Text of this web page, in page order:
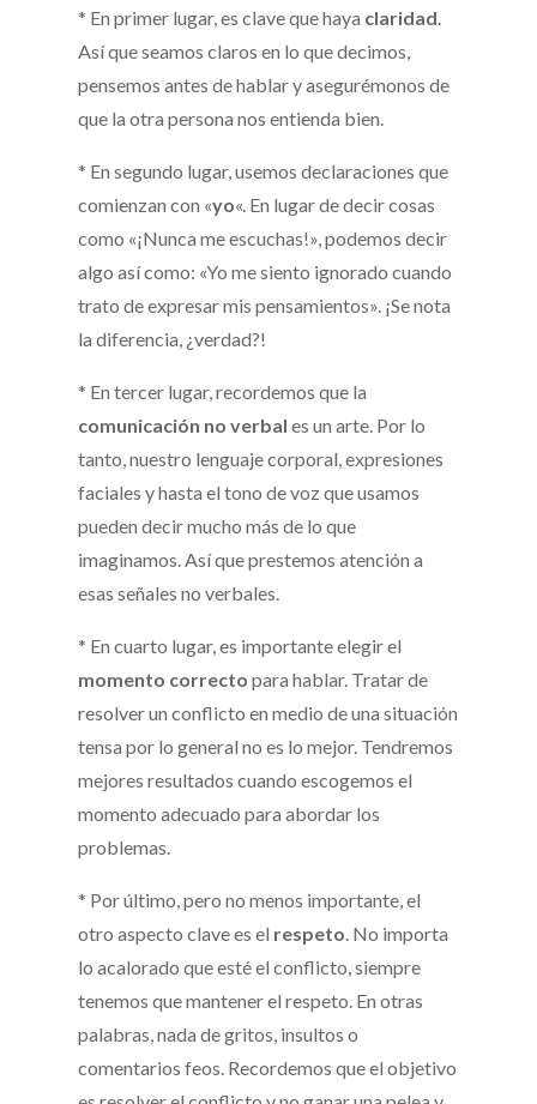
* En primer lugar, es clave que haya claridad.
Así que seamos claros en lo que decimos,
pensemos antes de hablar y asegurémonos de
que la otra persona nos entienda bien.
* En segundo lugar, usemos declaraciones que
comienzan con «yo«. En lugar de decir cosas
como «¡Nunca me escuchas!», podemos decir
algo así como: «Yo me siento ignorado cuando
trato de expresar mis pensamientos». ¡Se nota
la diferencia, ¿verdad?!
* En tercer lugar, recordemos que la
comunicación no verbal es un arte. Por lo
tanto, nuestro lenguaje corporal, expresiones
faciales y hasta el tono de voz que usamos
pueden decir mucho más de lo que
imaginamos. Así que prestemos atención a
esas señales no verbales.
* En cuarto lugar, es importante elegir el
momento correcto para hablar. Tratar de
resolver un conflicto en medio de una situación
tensa por lo general no es lo mejor. Tendremos
mejores resultados cuando escogemos el
momento adecuado para abordar los
problemas.
* Por último, pero no menos importante, el
otro aspecto clave es el respeto. No importa
lo acalorado que esté el conflicto, siempre
tenemos que mantener el respeto. En otras
palabras, nada de gritos, insultos o
comentarios feos. Recordemos que el objetivo